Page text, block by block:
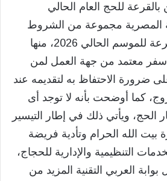
بالقرعة للحج العام الحالي
المصرية مجموعة من الشروط
على الفائزين بحج القرعة للموسم الحالي 2026، منها
معتمد من جهة العمل لمن
ضرورة الاحتفاظ به لتقديمه عند
كما أوضحت بأنه لا توجد أى
الحج، ويأتي ذلك في إطار التيسير
بيت الله الحرام وتأدية فريضة
التنظيمية والإدارية للحجاج،
العربي التقنية المزيد من